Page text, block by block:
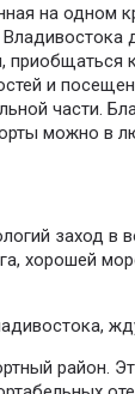
на одном
и
части.
можно в
заход в
хорошей
район.